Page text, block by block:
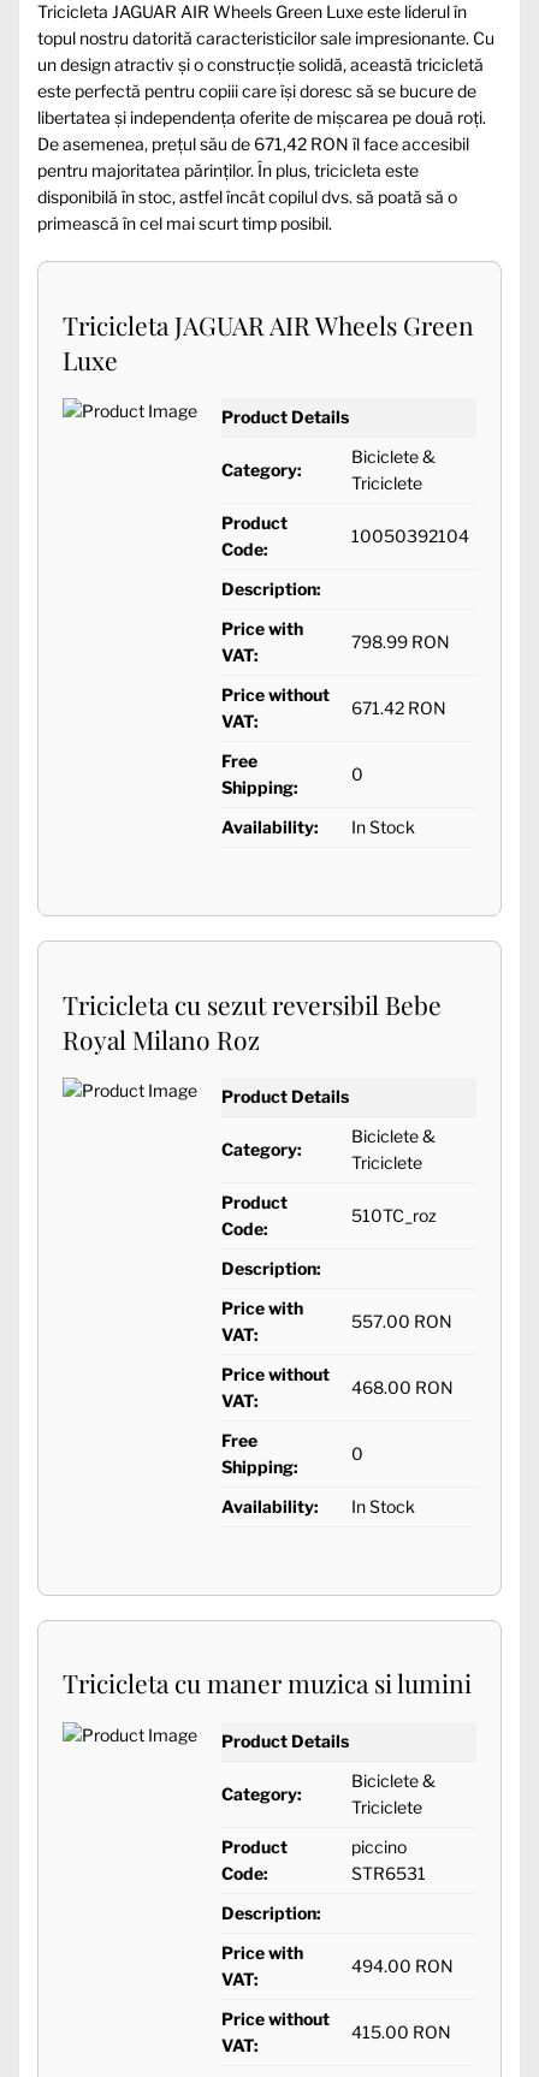
Tricicleta JAGUAR AIR Wheels Green Luxe este liderul în
topul nostru datorită caracteristicilor sale impresionante. Cu
un design atractiv și o construcție solidă, această tricicletă
este perfectă pentru copiii care își doresc să se bucure de
libertatea și independența oferite de mișcarea pe două roți.
De asemenea, prețul său de 671,42 RON îl face accesibil
pentru majoritatea părinților. În plus, tricicleta este
disponibilă în stoc, astfel încât copilul dvs. să poată să o
primească în cel mai scurt timp posibil.
Tricicleta JAGUAR AIR Wheels Green
Luxe
Product Details
Category:
Biciclete &
Triciclete
Product
Code:
10050392104
Description:
Price with
VAT:
798.99 RON
Price without
VAT:
671.42 RON
Free
Shipping:
0
Availability: In Stock
Tricicleta cu sezut reversibil Bebe
Royal Milano Roz
Product Details
Category:
Biciclete &
Triciclete
Product
Code:
510TC_roz
Description:
Price with
VAT:
557.00 RON
Price without
VAT:
468.00 RON
Free
Shipping:
0
Availability: In Stock
Tricicleta cu maner muzica si lumini
Product Details
Category:
Biciclete &
Triciclete
Product
Code:
piccino
STR6531
Description:
Price with
VAT:
494.00 RON
Price without
VAT:
415.00 RON